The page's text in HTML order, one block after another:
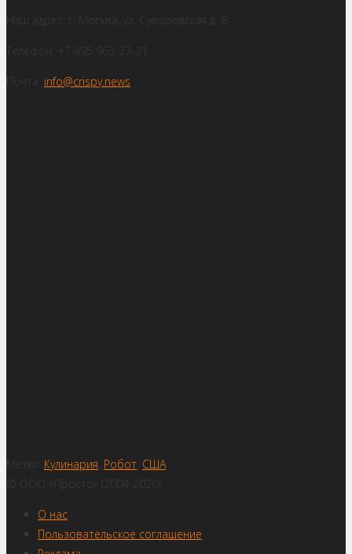
Наш адрес: г. Москва, ул. Суворовская д. 6
Телефон: +7 495 963-27-31
Почта: info@crispy.news
Метки: Кулинария Робот США
© ООО «Просто» (2004-2020)
О нас
Пользовательское соглашение